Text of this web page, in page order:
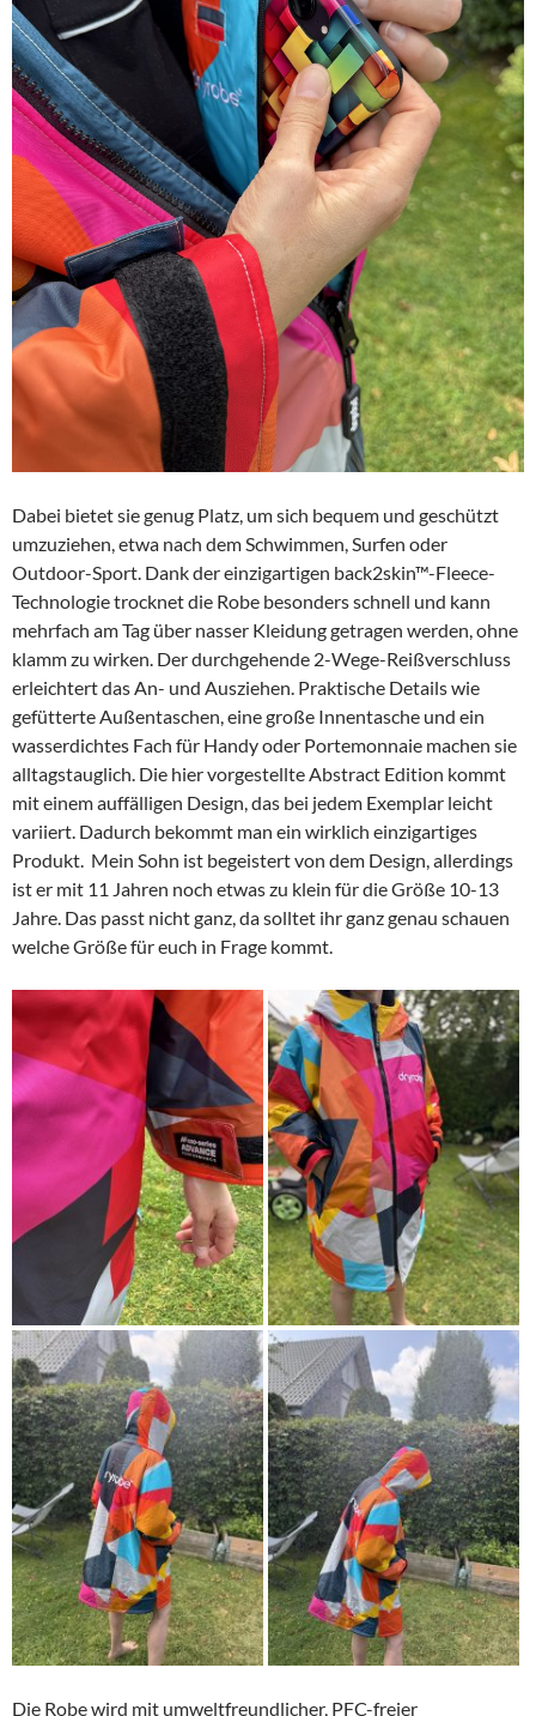
Dabei bietet sie genug Platz, um sich bequem und geschützt
umzuziehen, etwa nach dem Schwimmen, Surfen oder
Outdoor-Sport. Dank der einzigartigen back2skin™-Fleece-
Technologie trocknet die Robe besonders schnell und kann
mehrfach am Tag über nasser Kleidung getragen werden, ohne
klamm zu wirken. Der durchgehende 2-Wege-Reißverschluss
erleichtert das An- und Ausziehen. Praktische Details wie
gefütterte Außentaschen, eine große Innentasche und ein
wasserdichtes Fach für Handy oder Portemonnaie machen sie
alltagstauglich. Die hier vorgestellte Abstract Edition kommt
mit einem auffälligen Design, das bei jedem Exemplar leicht
variiert. Dadurch bekommt man ein wirklich einzigartiges
Produkt. Mein Sohn ist begeistert von dem Design, allerdings
ist er mit 11 Jahren noch etwas zu klein für die Größe 10-13
Jahre. Das passt nicht ganz, da solltet ihr ganz genau schauen
welche Größe für euch in Frage kommt.
Die Robe wird mit umweltfreundlicher, PFC-freier